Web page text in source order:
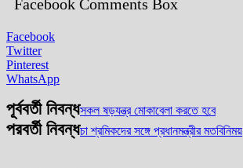
Facebook Comments Box
Facebook
Twitter
Pinterest
WhatsApp
পূর্ববর্তী নিবন্ধসকল ষড়যন্ত্র মোকাবেলা করতে হবে
পরবর্তী নিবন্ধচা শ্রমিকদের সঙ্গে প্রধানমন্ত্রীর মতবিনিময়